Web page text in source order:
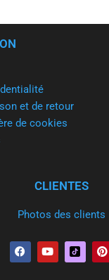
et de retour
de cookies
CLIENTES
Photos des clients
F
a
c
Y
o
u
P
i
n